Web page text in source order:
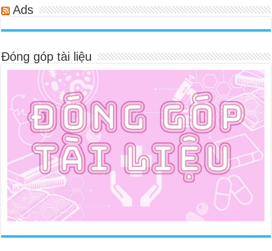
Ads
Đóng góp tài liệu